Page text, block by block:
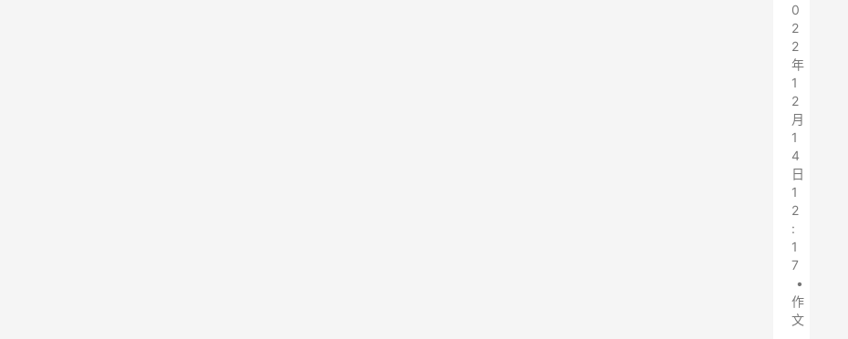
0
2
2
年
1
2
月
1
4
日
1
2
:
1
7
•
作
文